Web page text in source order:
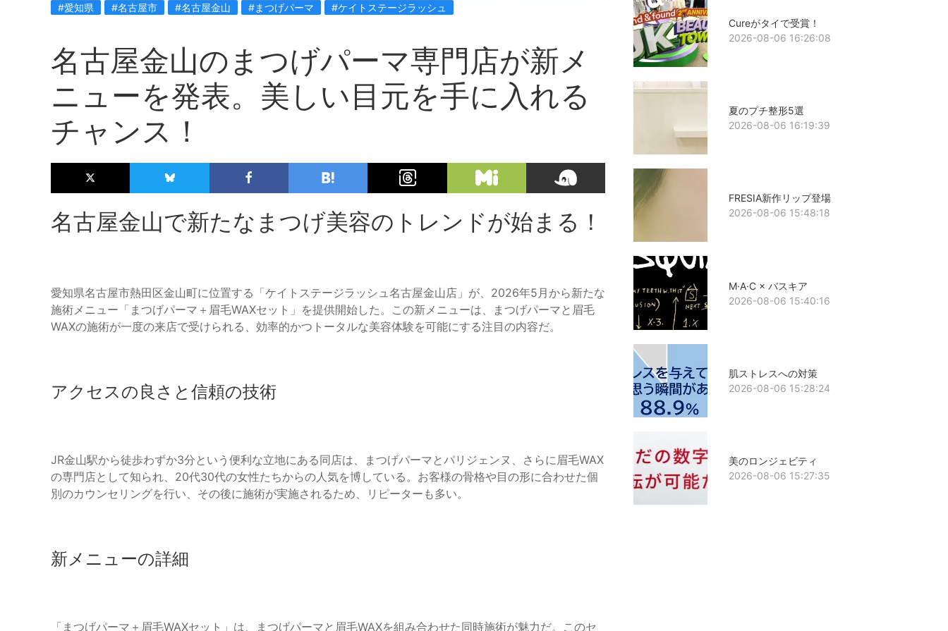
#愛知県 #名古屋市 #名古屋金山 #まつげパーマ #ケイトステージラッシュ
名古屋金山のまつげパーマ専門店が新メ
ニューを発表。美しい目元を手に入れる
チャンス！
名古屋金山で新たなまつげ美容のトレンドが始まる！
愛知県名古屋市熱田区金山町に位置する「ケイトステージラッシュ名古屋金山店」が、2026年5月から新たな
施術メニュー「まつげパーマ＋眉毛WAXセット」を提供開始した。この新メニューは、まつげパーマと眉毛
WAXの施術が一度の来店で受けられる、効率的かつトータルな美容体験を可能にする注目の内容だ。
アクセスの良さと信頼の技術
JR金山駅から徒歩わずか3分という便利な立地にある同店は、まつげパーマとパリジェンヌ、さらに眉毛WAX
の専門店として知られ、20代30代の女性たちからの人気を博している。お客様の骨格や目の形に合わせた個
別のカウンセリングを行い、その後に施術が実施されるため、リピーターも多い。
新メニューの詳細
「まつげパーマ＋眉毛WAXセット」は、まつげパーマと眉毛WAXを組み合わせた同時施術が魅力だ。このセ
Cureがタイで受賞！
2026-08-06 16:26:08
夏のプチ整形5選
2026-08-06 16:19:39
FRESIA新作リップ登場
2026-08-06 15:48:18
M·A·C × バスキア
2026-08-06 15:40:16
肌ストレスへの対策
2026-08-06 15:28:24
美のロンジェビティ
2026-08-06 15:27:35